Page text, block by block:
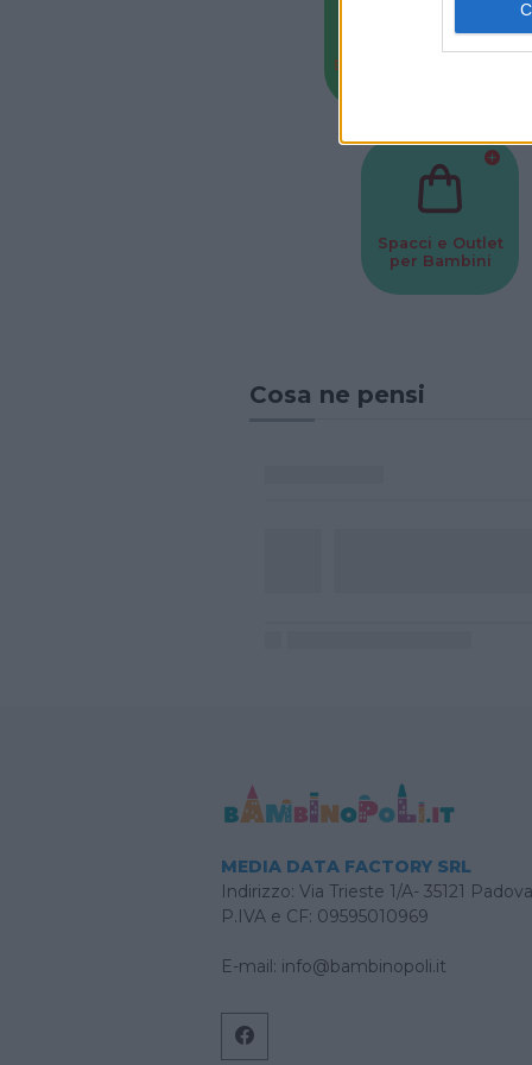
Baby Sitter
Spacci e Outlet
per Bambini
Cosa ne pensi
MEDIA DATA FACTORY SRL
Indirizzo: Via Trieste 1/A- 35121 Padova
P.IVA e CF: 09595010969
E-mail: info@bambinopoli.it